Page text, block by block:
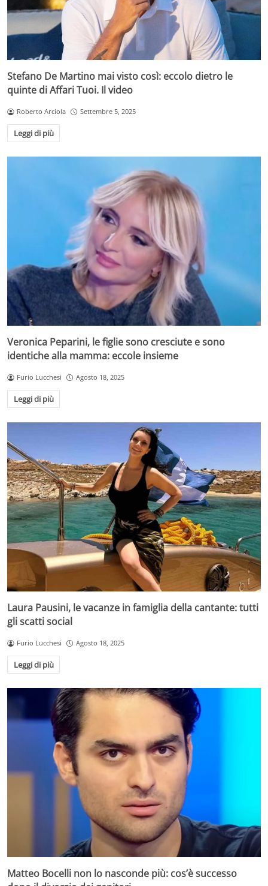
Stefano De Martino mai visto così: eccolo dietro le
quinte di Affari Tuoi. Il video
Roberto Arciola Settembre 5, 2025
Leggi di più
Veronica Peparini, le figlie sono cresciute e sono
identiche alla mamma: eccole insieme
Furio Lucchesi Agosto 18, 2025
Leggi di più
Laura Pausini, le vacanze in famiglia della cantante: tutti
gli scatti social
Furio Lucchesi Agosto 18, 2025
Leggi di più
Matteo Bocelli non lo nasconde più: cos’è successo